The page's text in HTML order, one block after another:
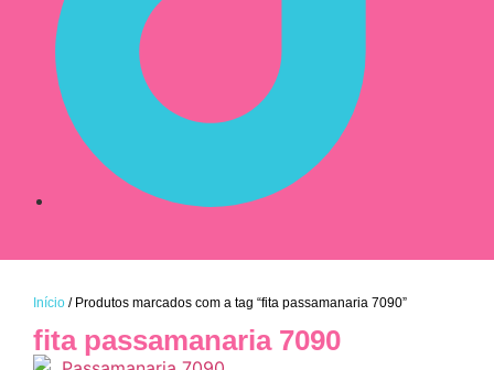
Início / Produtos marcados com a tag “fita passamanaria 7090”
fita passamanaria 7090